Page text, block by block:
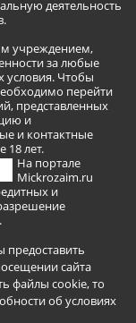
деятельность
учреждением,
за любые
условия. Чтобы
перейти
представленных
и
и контактные
18 лет.
На портале
Mickrozaim.ru
и
сайта
файлы cookie, то
об условиях